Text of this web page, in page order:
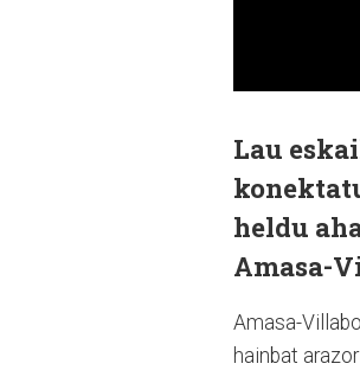
Lau
heldu
Amasa-
Amasa-
hainbat